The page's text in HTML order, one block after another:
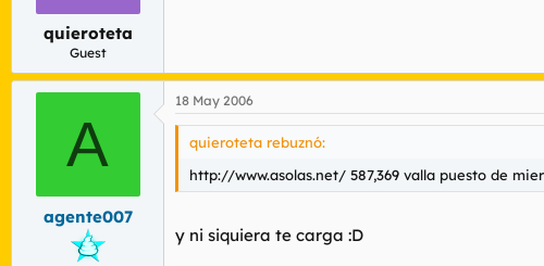
quieroteta
Guest
A
agente007
18 May 2006
quieroteta rebuznó:
http://www.asolas.net/ 587,369 valla puesto de
y ni siquiera te carga :D